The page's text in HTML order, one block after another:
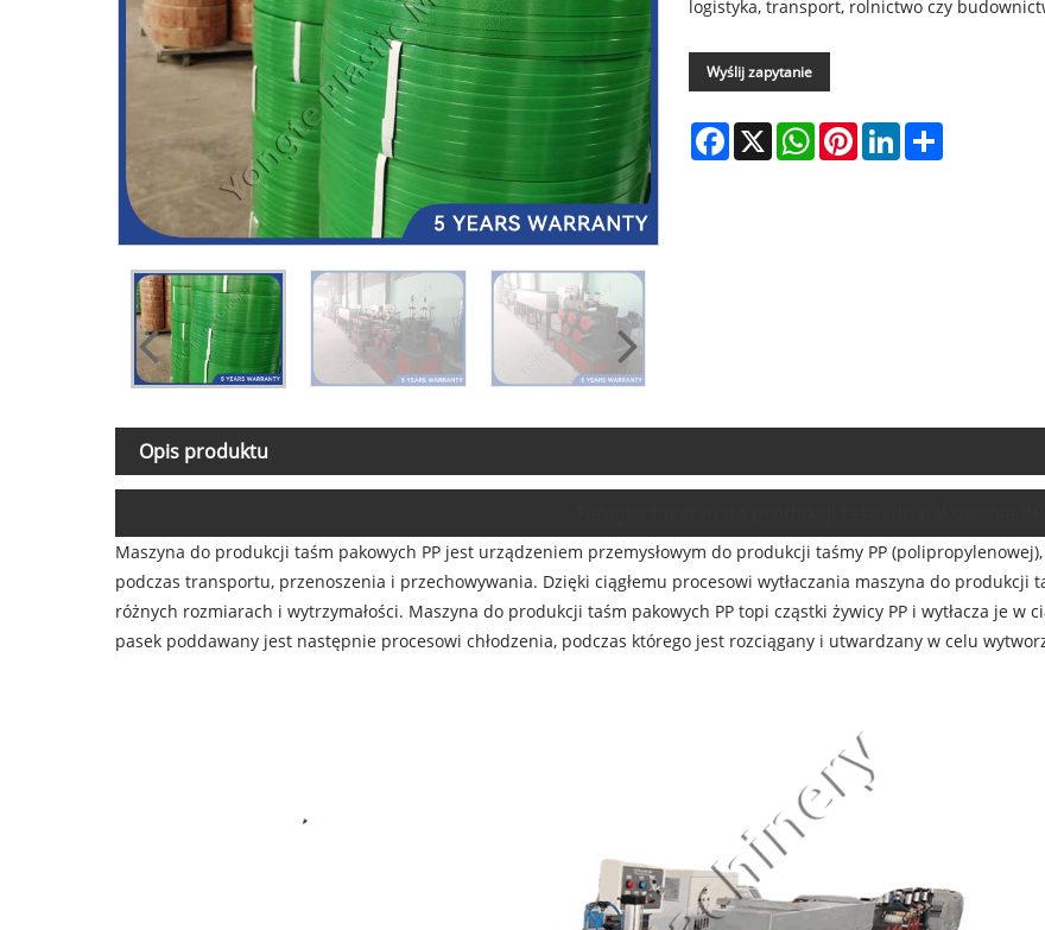
logistyka, transport, rolnictwo czy
Wyślij zapytanie
Facebook
X WhatsAppPinterestLinkedIn
Opis produktu
Maszyna do produkcji taśm pakowych PP jest urządzeniem przemysłowym do produkcji taśmy PP
podczas transportu, przenoszenia i przechowywania. Dzięki ciągłemu procesowi wytłaczania maszyna do produkcji
różnych rozmiarach i wytrzymałości. Maszyna do produkcji taśm pakowych PP topi cząstki żywicy PP i wytłacza je w
pasek poddawany jest następnie procesowi chłodzenia, podczas którego jest rozciągany i utwardzany w celu